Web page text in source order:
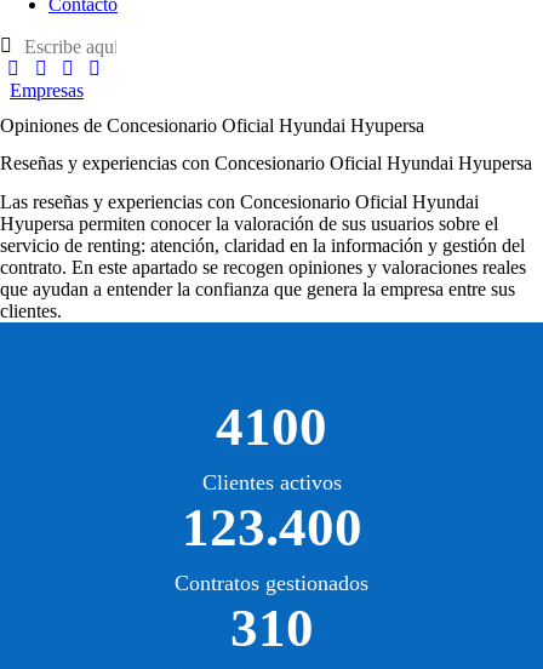
Contacto
Empresas
Opiniones de Concesionario Oficial Hyundai Hyupersa
Reseñas y experiencias con Concesionario Oficial Hyundai Hyupersa
Las reseñas y experiencias con Concesionario Oficial Hyundai
Hyupersa permiten conocer la valoración de sus usuarios sobre el
servicio de renting: atención, claridad en la información y gestión del
contrato. En este apartado se recogen opiniones y valoraciones reales
que ayudan a entender la confianza que genera la empresa entre sus
clientes.
4100
Clientes activos
123.400
Contratos gestionados
310